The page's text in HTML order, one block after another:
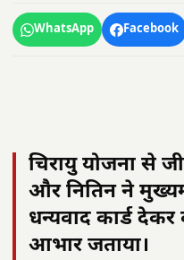
WhatsApp Facebook
चिरायु योजना से
और नितिन ने
धन्यवाद कार्ड
आभार जताया।